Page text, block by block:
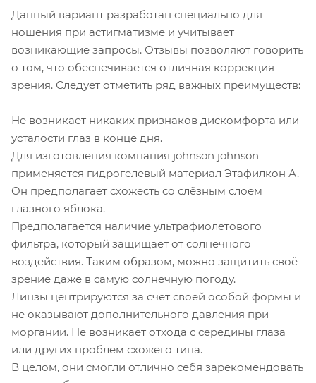
Данный вариант разработан специально для
ношения при астигматизме и учитывает
возникающие запросы. Отзывы позволяют говорить
о том, что обеспечивается отличная коррекция
зрения. Следует отметить ряд важных преимуществ:
Не возникает никаких признаков дискомфорта или
усталости глаз в конце дня.
Для изготовления компания johnson johnson
применяется гидрогелевый материал Этафилкон А.
Он предполагает схожесть со слёзным слоем
глазного яблока.
Предполагается наличие ультрафиолетового
фильтра, который защищает от солнечного
воздействия. Таким образом, можно защитить своё
зрение даже в самую солнечную погоду.
Линзы центрируются за счёт своей особой формы и
не оказывают дополнительного давления при
моргании. Не возникает отхода с середины глаза
или других проблем схожего типа.
В целом, они смогли отлично себя зарекомендовать